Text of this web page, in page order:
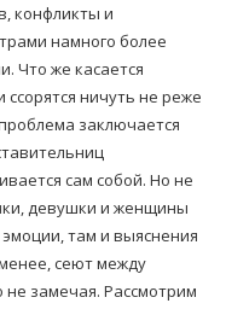
конфликты и
намного более
Что же касается
ничуть не реже
заключается
сам собой. Но не
девушки и женщины
там и выяснения
сеют между
замечая. Рассмотрим